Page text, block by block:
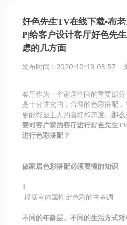
好色先生TV在线下载•布
P|给客户设计客厅好色先
虑的几方面
发布时间： 2020-10-19 08:57
客厅作为一个家居空间的重要部分
是十分讲究的，合理的色彩搭配
更能彰显主人的喜好和态度。 那么
要对客户家的客厅进行好色先生
进行色彩搭配？
做家居色彩搭配必须要懂的知识
1
根据室内属性定色彩的主基调
不同的年龄层、不同的生活方